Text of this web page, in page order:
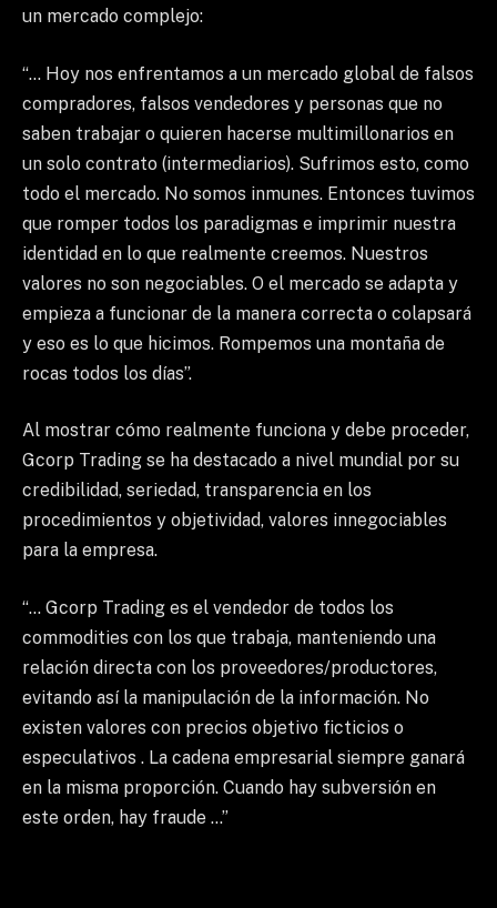
un mercado complejo:
“… Hoy nos enfrentamos a un mercado global de falsos
compradores, falsos vendedores y personas que no
saben trabajar o quieren hacerse multimillonarios en
un solo contrato (intermediarios). Sufrimos esto, como
todo el mercado. No somos inmunes. Entonces tuvimos
que romper todos los paradigmas e imprimir nuestra
identidad en lo que realmente creemos. Nuestros
valores no son negociables. O el mercado se adapta y
empieza a funcionar de la manera correcta o colapsará
y eso es lo que hicimos. Rompemos una montaña de
rocas todos los días”.
Al mostrar cómo realmente funciona y debe proceder,
Gcorp Trading se ha destacado a nivel mundial por su
credibilidad, seriedad, transparencia en los
procedimientos y objetividad, valores innegociables
para la empresa.
“… Gcorp Trading es el vendedor de todos los
commodities con los que trabaja, manteniendo una
relación directa con los proveedores/productores,
evitando así la manipulación de la información. No
existen valores con precios objetivo ficticios o
especulativos . La cadena empresarial siempre ganará
en la misma proporción. Cuando hay subversión en
este orden, hay fraude …”